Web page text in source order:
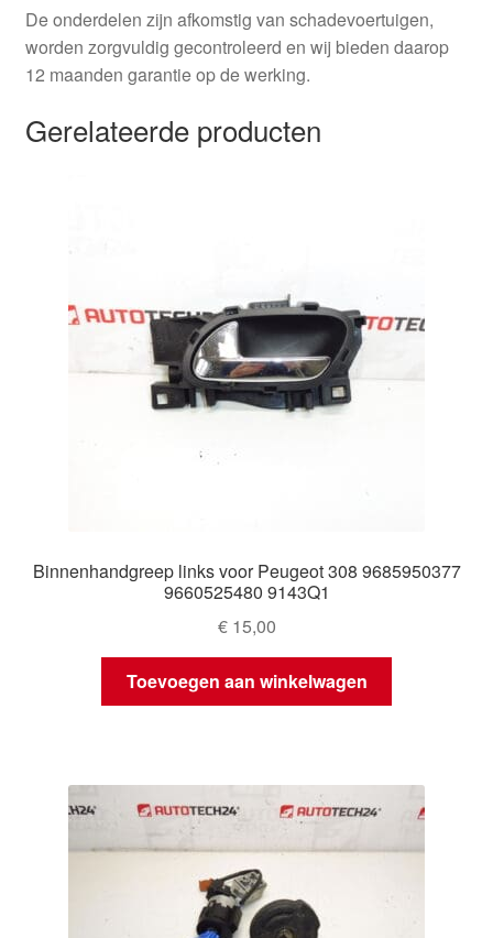
De onderdelen zijn afkomstig van schadevoertuigen,
worden zorgvuldig gecontroleerd en wij bieden daarop
12 maanden garantie op de werking.
Gerelateerde producten
Binnenhandgreep links voor Peugeot 308 9685950377
9660525480 9143Q1
€15,00
Toevoegen aan winkelwagen